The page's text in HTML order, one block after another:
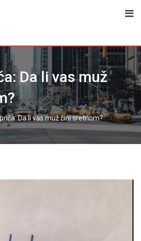
Da li vas muž
Da li vas muž čini sretnom?